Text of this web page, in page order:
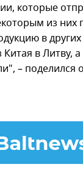
которые
из них
в
Китая в Литву,
– поделился